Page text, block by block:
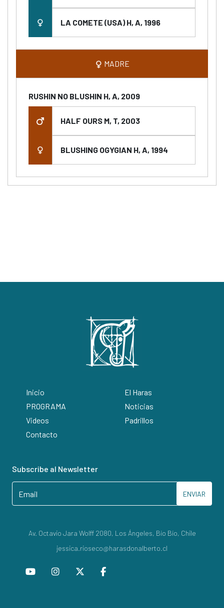
LA COMETE (USA) H, A, 1996
MADRE
RUSHIN NO BLUSHIN H, A, 2009
HALF OURS M, T, 2003
BLUSHING OGYGIAN H, A, 1994
Inicio
El Haras
PROGRAMA
Noticias
Videos
Padrillos
Contacto
Subscribe al Newsletter
ENVIAR
Av. Octavio Jara Wolff 2080, Los Ángeles, Bío Bío, Chile
jessica.rioseco@harasdonalberto.cl